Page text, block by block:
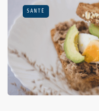
SANTÉ